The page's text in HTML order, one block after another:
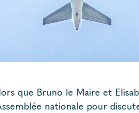
que Bruno le Maire et
nationale pour